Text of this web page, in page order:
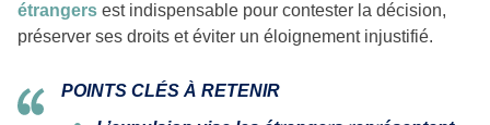
étrangers est indispensable pour contester la décision,
préserver ses droits et éviter un éloignement injustifié.
POINTS CLÉS À RETENIR